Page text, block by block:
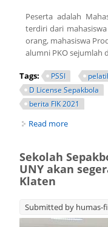
Peserta adalah
terdiri dari
orang, mahasiswa
alumni PKO sejumlah
Tags: PSSI
D License Sepakbola
berita FIK 2021
Read more
Sekolah
UNY akan
Klaten
Submitted by humas-